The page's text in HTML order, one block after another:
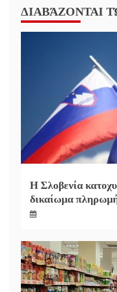
ΔΙΑΒΆΖΟΝΤΑΙ
Η Σλοβενία
δικαίωμα